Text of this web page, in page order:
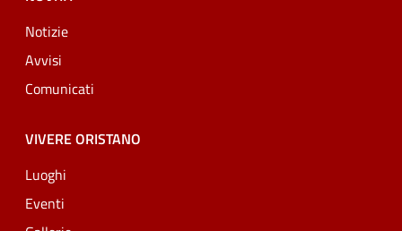
Notizie
Avvisi
Comunicati
VIVERE ORISTANO
Luoghi
Eventi